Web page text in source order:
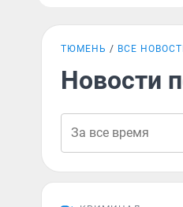
ТЮМЕНЬ ВСЕ
Новости